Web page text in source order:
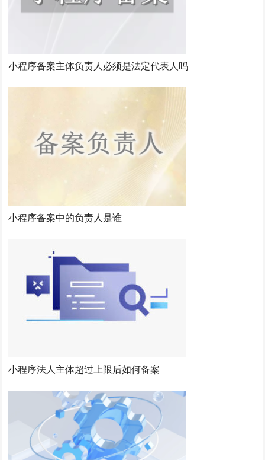
小程序备案主体负责人必须是法定代表人吗
小程序备案中的负责人是谁
小程序法人主体超过上限后如何备案